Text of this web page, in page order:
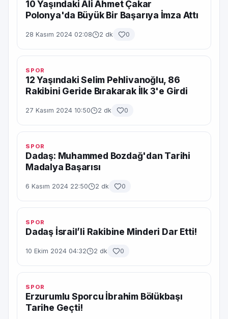
10 Yaşındaki Ali Ahmet Çakar
Polonya'da Büyük Bir Başarıya İmza Attı
28 Kasım 2024 02:08 2 dk 0
SPOR
12 Yaşındaki Selim Pehlivanoğlu, 86
Rakibini Geride Bırakarak İlk 3'e Girdi
27 Kasım 2024 10:50 2 dk 0
SPOR
Dadaş: Muhammed Bozdağ'dan Tarihi
Madalya Başarısı
6 Kasım 2024 22:50 2 dk 0
SPOR
Dadaş İsrail’li Rakibine Minderi Dar Etti!
10 Ekim 2024 04:32 2 dk 0
SPOR
Erzurumlu Sporcu İbrahim Bölükbaşı
Tarihe Geçti!